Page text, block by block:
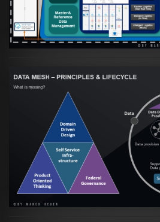
VIEW
Artikel:Data Mesh
Transformation zur Data
Culture
VIEW